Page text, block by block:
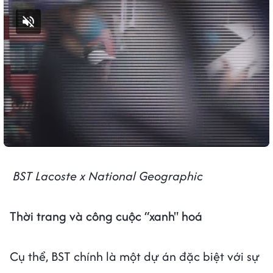
Bật tiếng
BST Lacoste x National Geographic
Thời trang và công cuộc “xanh" hoá
Cụ thể, BST chính là một dự án đặc biệt với sự